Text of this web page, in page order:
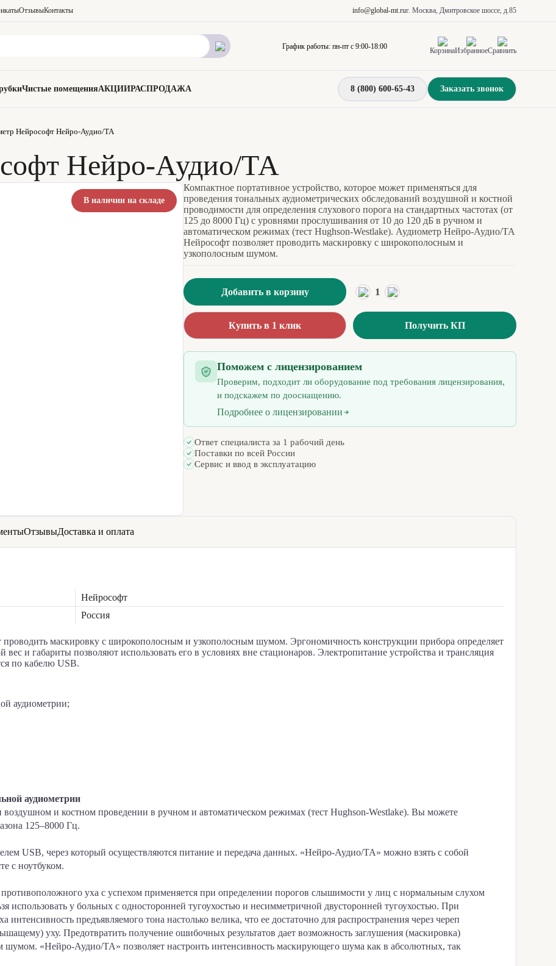
ОтзывыКонтакты info@global-mt.ruг. Москва, Дмитровское шоссе, д.85
График работы: пн-пт с 9:00-18:00
КорзинаИзбранноеСравнить
Чистые помещенияАКЦИИРАСПРОДАЖА 8 (800) 600-65-43 Заказать звонок
Нейрософт Нейро-Аудио/ТА
Нейро-Аудио/ТА
В наличии на складе
Компактное портативное устройство, которое может применяться для
проведения тональных аудиометрических обследований воздушной и костной
проводимости для определения слухового порога на стандартных частотах (от
125 до 8000 Гц) с уровнями прослушивания от 10 до 120 дБ в ручном и
автоматическом режимах (тест Hughson-Westlake). Аудиометр Нейро-Аудио/ТА
Нейрософт позволяет проводить маскировку с широкополосным и
узкополосным шумом.
Добавить в корзину 1
Купить в 1 клик Получить КП
Поможем с лицензированием
Проверим, подходит ли оборудование под требования лицензирования,
и подскажем по дооснащению.
Подробнее о лицензировании
Ответ специалиста за 1 рабочий день
Поставки по всей России
Сервис и ввод в эксплуатацию
ОтзывыДоставка и оплата
Нейрософт
Россия
маскировку с широкополосным и узкополосным шумом. Эргономичность конструкции прибора определяет
вес и габариты позволяют использовать его в условиях вне стационаров. Электропитание устройства и трансляция
по кабелю USB.
аудиометрии;
аудиометрии
и костном проведении в ручном и автоматическом режимах (тест Hughson-Westlake). Вы можете
125–8000 Гц.
USB, через который осуществляются питание и передача данных. «Нейро-Аудио/ТА» можно взять с собой
с ноутбуком.
уха с успехом применяется при определении порогов слышимости у лиц с нормальным слухом
использовать у больных с односторонней тугоухостью и несимметричной двусторонней тугоухостью. При
предъявляемого тона настолько велика, что ее достаточно для распространения через череп
уху. Предотвратить получение ошибочных результатов дает возможность заглушения (маскировка)
шумом. «Нейро-Аудио/ТА» позволяет настроить интенсивность маскирующего шума как в абсолютных, так